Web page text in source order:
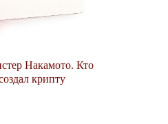
Накамото. Кто
крипту